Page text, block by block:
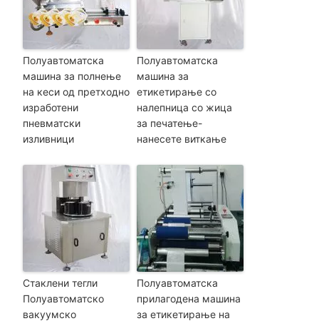
Полуавтоматска
машина за полнење
на кеси од претходно
изработени
пневматски
изливници
Полуавтоматска
машина за
етикетирање со
налепница со жица
за печатење-
нанесете виткање
Стаклени тегли
Полуавтоматско
вакуумско
Полуавтоматска
прилагодена машина
за етикетирање на